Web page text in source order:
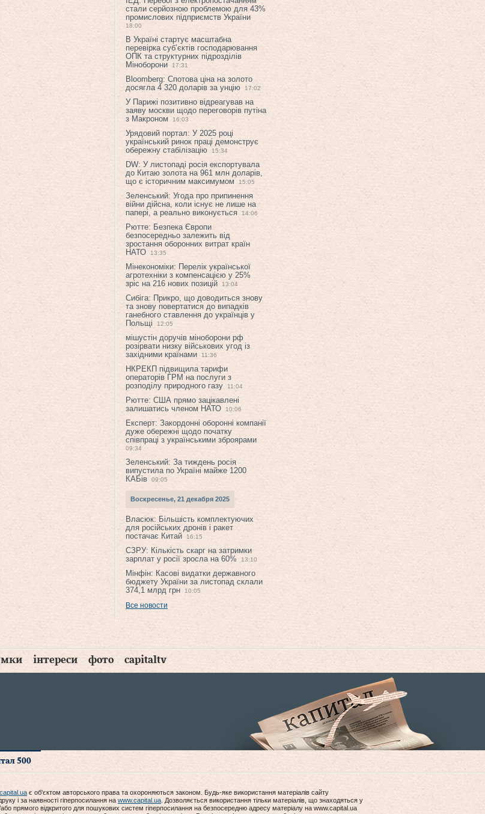
стали серйозною проблемою для 43%
промислових підприємств України
18:00
В Україні стартує масштабна
перевірка суб’єктів господарювання
ОПК та структурних підрозділів
Міноборони
17:31
Bloomberg: Спотова ціна на золото
досягла 4 320 доларів за унцію
17:02
У Парижі позитивно відреагував на
заяву москви щодо переговорів путіна
з Макроном
16:03
Урядовий портал: У 2025 році
український ринок праці демонструє
обережну стабілізацію
15:34
DW: У листопаді росія експортувала
до Китаю золота на 961 млн доларів,
що є історичним максимумом
15:05
Зеленський: Угода про припинення
війни дійсна, коли існує не лише на
папері, а реально виконується
14:06
Рютте: Безпека Європи
безпосередньо залежить від
зростання оборонних витрат країн
НАТО
13:35
Мінекономіки: Перелік української
агротехніки з компенсацією у 25%
зріс на 216 нових позицій
13:04
Сибіга: Прикро, що доводиться знову
та знову повертатися до випадків
ганебного ставлення до українців у
Польщі
12:05
мішустін доручів міноборони рф
розірвати низку військових угод із
західними країнами
11:36
НКРЕКП підвищила тарифи
операторів ГРМ на послуги з
розподілу природного газу
11:04
Рютте: США прямо зацікавлені
залишатись членом НАТО
10:06
Експерт: Закордонні оборонні компанії
дуже обережні щодо початку
співпраці з українськими зброярами
09:34
Зеленський: За тиждень росія
випустила по Україні майже 1200
КАБів
09:05
Воскресенье, 21 декабря 2025
Власюк: Більшість комплектуючих
для російських дронів і ракет
постачає Китай
16:15
СЗРУ: Кількість скарг на затримки
зарплат у росії зросла на 60%
13:10
Мінфін: Касові видатки державного
бюджету України за листопад склали
374,1 млрд грн
10:05
Все новости
інтереси фото capitaltv
500
є об'єктом авторського права та охороняються законом. Будь-яке використання матеріалів сайту
і за наявності гіперпосилання на www.capital.ua . Дозволяється використання тільки матеріалів, що знаходяться у
прямого відкритого для пошукових систем гіперпосилання на безпосередню адресу матеріалу на www.capital.ua